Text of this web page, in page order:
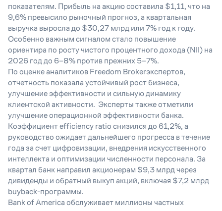
показателям. Прибыль на акцию составила $1,11, что на
9,6% превысило рыночный прогноз, а квартальная
выручка выросла до $30,27 млрд или 7% год к году.
Особенно важным сигналом стало повышение
ориентира по росту чистого процентного дохода (NII) на
2026 год до 6–8% против прежних 5–7%.
По оценке аналитиков Freedom Brokerэкспертов,
отчетность показала устойчивый рост бизнеса,
улучшение эффективности и сильную динамику
клиентской активности. Эксперты также отметили
улучшение операционной эффективности банка.
Коэффициент efficiency ratio снизился до 61,2%, а
руководство ожидает дальнейшего прогресса в течение
года за счет цифровизации, внедрения искусственного
интеллекта и оптимизации численности персонала. За
квартал банк направил акционерам $9,3 млрд через
дивиденды и обратный выкуп акций, включая $7,2 млрд
buyback-программы.
Bank of America обслуживает миллионы частных